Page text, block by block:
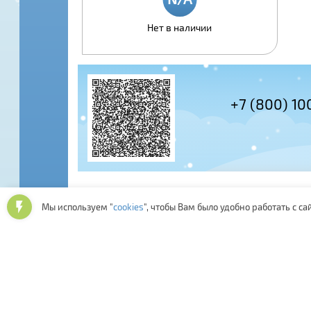
Нет в наличии
+7 (800)
+7 (495) 978-61-54
Мы используем "cookies", чтобы Вам было удобно работать с